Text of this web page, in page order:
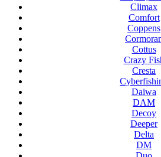
Climax
Comfort
Coppens
Cottus
Crazy
Cresta
Daiwa
DAM
Decoy
Deeper
Delta
DM